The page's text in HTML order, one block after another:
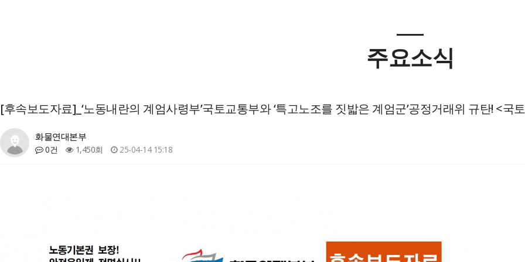
주요소식
[후속보도자료]_‘노동내란의 계엄사령부’국토교통부와 ‘특고노조를 짓밟은 계엄군’공정거래위 규탄! <
화물연대본부
0건 1,450회 25-04-14 15:18